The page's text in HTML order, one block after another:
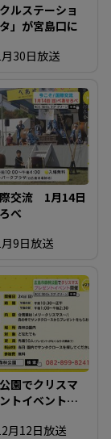
ルステーショ
」が宮島口に
30日放送
交流 1月14日
べ
9日放送
園でクリスマ
トイベント開
月12日放送